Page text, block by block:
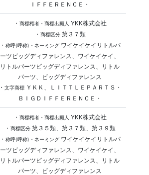
ＩＦＦＥＲＥＮＣＥ・
・ 商標権者・商標出願人 YKK株式会社
・ 商標区分第３７類
・ 称呼(呼称)・ネーミングワイケイケイリトルパ
ーツビッグディファレンス、ワイケイケイ、
リトルパーツビッグディファレンス、リトル
パーツ、ビッグディファレンス
・ 文字商標ＹＫＫ、ＬＩＴＴＬＥＰＡＲＴＳ・
ＢＩＧＤＩＦＦＥＲＥＮＣＥ・
・ 商標権者・商標出願人 YKK株式会社
・ 商標区分第３５類、第３７類、第３９類
・ 称呼(呼称)・ネーミングワイケイケイリトルパ
ーツビッグディファレンス、ワイケイケイ、
リトルパーツビッグディファレンス、リトル
パーツ、ビッグディファレンス